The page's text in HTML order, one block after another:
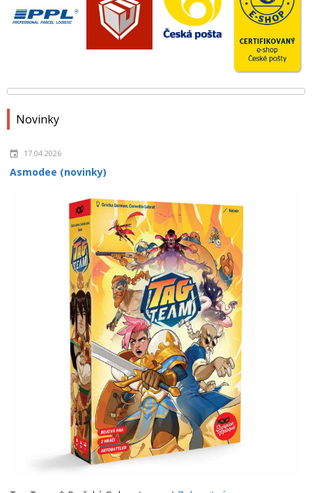
Novinky
17.04.2026
Asmodee (novinky)